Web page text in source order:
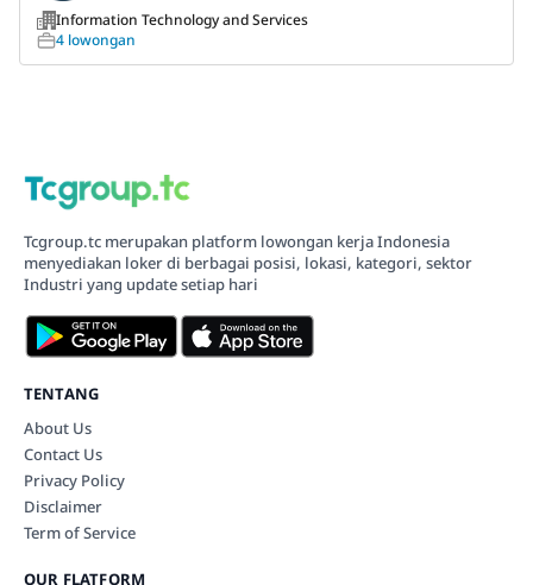
Information Technology and Services
4 lowongan
Tcgroup.tc merupakan platform lowongan kerja Indonesia
menyediakan loker di berbagai posisi, lokasi, kategori, sektor
Industri yang update setiap hari
TENTANG
About Us
Contact Us
Privacy Policy
Disclaimer
Term of Service
OUR FLATFORM